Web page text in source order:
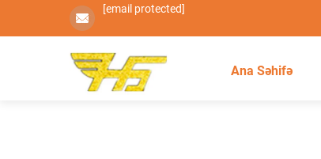
[email protected]
Ana Səhifə